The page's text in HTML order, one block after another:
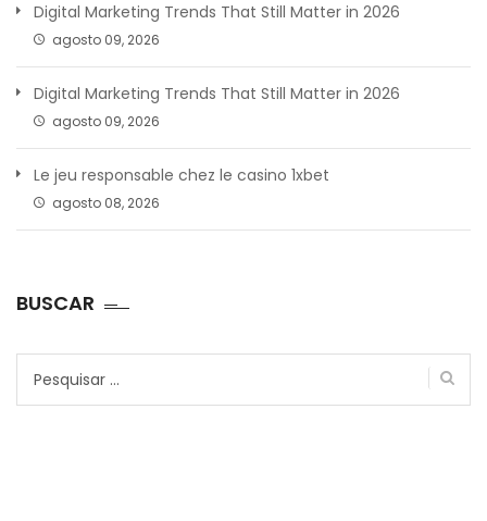
Digital Marketing Trends That Still Matter in 2026
agosto 09, 2026
Digital Marketing Trends That Still Matter in 2026
agosto 09, 2026
Le jeu responsable chez le casino 1xbet
agosto 08, 2026
BUSCAR